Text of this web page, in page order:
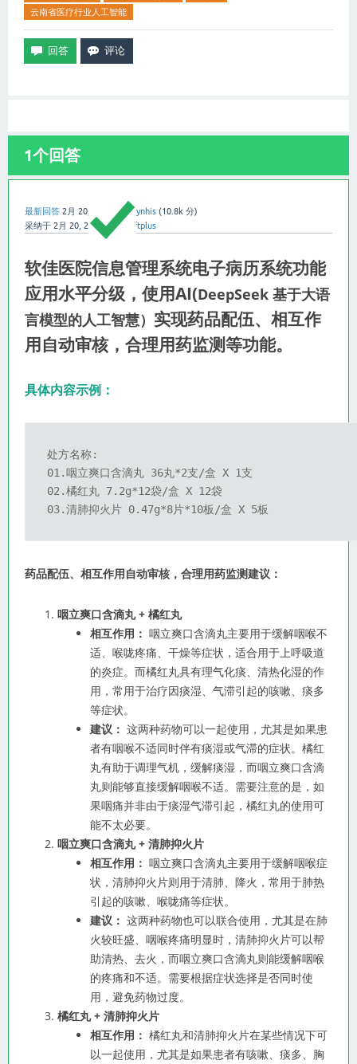
云南省医疗行业人工智能
1个回答
最新回答 2月 20, 2025 用户: ynhis (10.8k 分)
采纳于 2月 20, 2025 用户: softplus
软佳医院信息管理系统电子病历系统功能
应用水平分级，使用AI(DeepSeek 基于大语
言模型的人工智慧） 实现药品配伍、相互作
用自动审核，合理用药监测等功能。
具体内容示例：
处方名称:
01.咽立爽口含滴丸 36丸*2支/盒 X 1支
02.橘红丸 7.2g*12袋/盒 X 12袋
03.清肺抑火片 0.47g*8片*10板/盒 X 5板
药品配伍、相互作用自动审核，合理用药监测建议：
咽立爽口含滴丸 + 橘红丸
相互作用： 咽立爽口含滴丸主要用于缓解咽喉不
适、喉咙疼痛、干燥等症状，适合用于上呼吸道
的炎症。而橘红丸具有理气化痰、清热化湿的作
用，常用于治疗因痰湿、气滞引起的咳嗽、痰多
等症状。
建议： 这两种药物可以一起使用，尤其是如果患
者有咽喉不适同时伴有痰湿或气滞的症状。橘红
丸有助于调理气机，缓解痰湿，而咽立爽口含滴
丸则能够直接缓解咽喉不适。需要注意的是，如
果咽痛并非由于痰湿气滞引起，橘红丸的使用可
能不太必要。
咽立爽口含滴丸 + 清肺抑火片
相互作用： 咽立爽口含滴丸主要用于缓解咽喉症
状，清肺抑火片则用于清肺、降火，常用于肺热
引起的咳嗽、喉咙痛等症状。
建议： 这两种药物也可以联合使用，尤其是在肺
火较旺盛、咽喉疼痛明显时，清肺抑火片可以帮
助清热、去火，而咽立爽口含滴丸则能缓解咽喉
的疼痛和不适。需要根据症状选择是否同时使
用，避免药物过度。
橘红丸 + 清肺抑火片
相互作用： 橘红丸和清肺抑火片在某些情况下可
以一起使用，尤其是如果患者有咳嗽、痰多、胸